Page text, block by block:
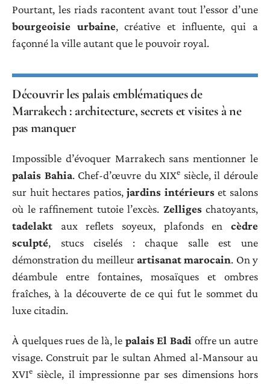
Pourtant, les riads racontent avant tout l’essor d’une
bourgeoisie urbaine, créative et influente, qui a
façonné la ville autant que le pouvoir royal.
Découvrir les palais emblématiques de
Marrakech : architecture, secrets et visites à ne
pas manquer
Impossible d’évoquer Marrakech sans mentionner le
palais Bahia. Chef-d’œuvre du XIXe siècle, il déroule
sur huit hectares patios,jardins intérieurset salons
où le raffinement tutoie l’excès. Zelligeschatoyants,
tadelakt aux reflets soyeux, plafonds en cèdre
sculpté, stucs ciselés : chaque salle est une
démonstration du meilleurartisanat marocain. On y
déambule entre fontaines, mosaïques et ombres
fraîches, à la découverte de ce qui fut le sommet du
luxe citadin.
À quelques rues de là, le palais El Badi offre un autre
visage. Construit par le sultan Ahmed al-Mansour au
XVIe siècle, il impressionne par ses dimensions hors